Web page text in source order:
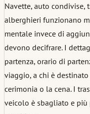
Navette, auto condivise,
alberghieri funzionano
mentale invece di
devono decifrare. I
partenza, orario di
viaggio, a chi è
cerimonia o la cena. I
veicolo è sbagliato e